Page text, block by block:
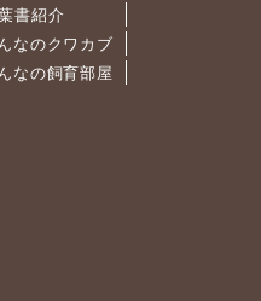
書紹介
なのクワカブ
なの飼育部屋